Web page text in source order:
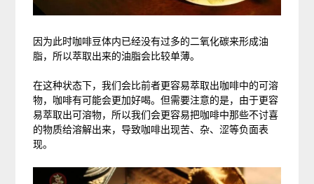
因为此时咖啡豆体内已经没有过多的二氧化碳来形成油
脂，所以萃取出来的油脂会比较单薄。
在这种状态下，我们会比前者更容易萃取出咖啡中的可溶
物，咖啡有可能会更加好喝。但需要注意的是，由于更容
易萃取出可溶物，所以我们会更容易把咖啡中那些不讨喜
的物质给溶解出来，导致咖啡出现苦、杂、涩等负面表
现。